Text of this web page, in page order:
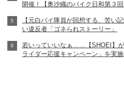
開催！【奥沙織のバイク日和第３回
【元白バイ隊員が回想する、苦い
い違反者「ゴネられストーリー」
若いっていいなぁ……【SHOEI】
ライダー応援キャンペーン」を実施